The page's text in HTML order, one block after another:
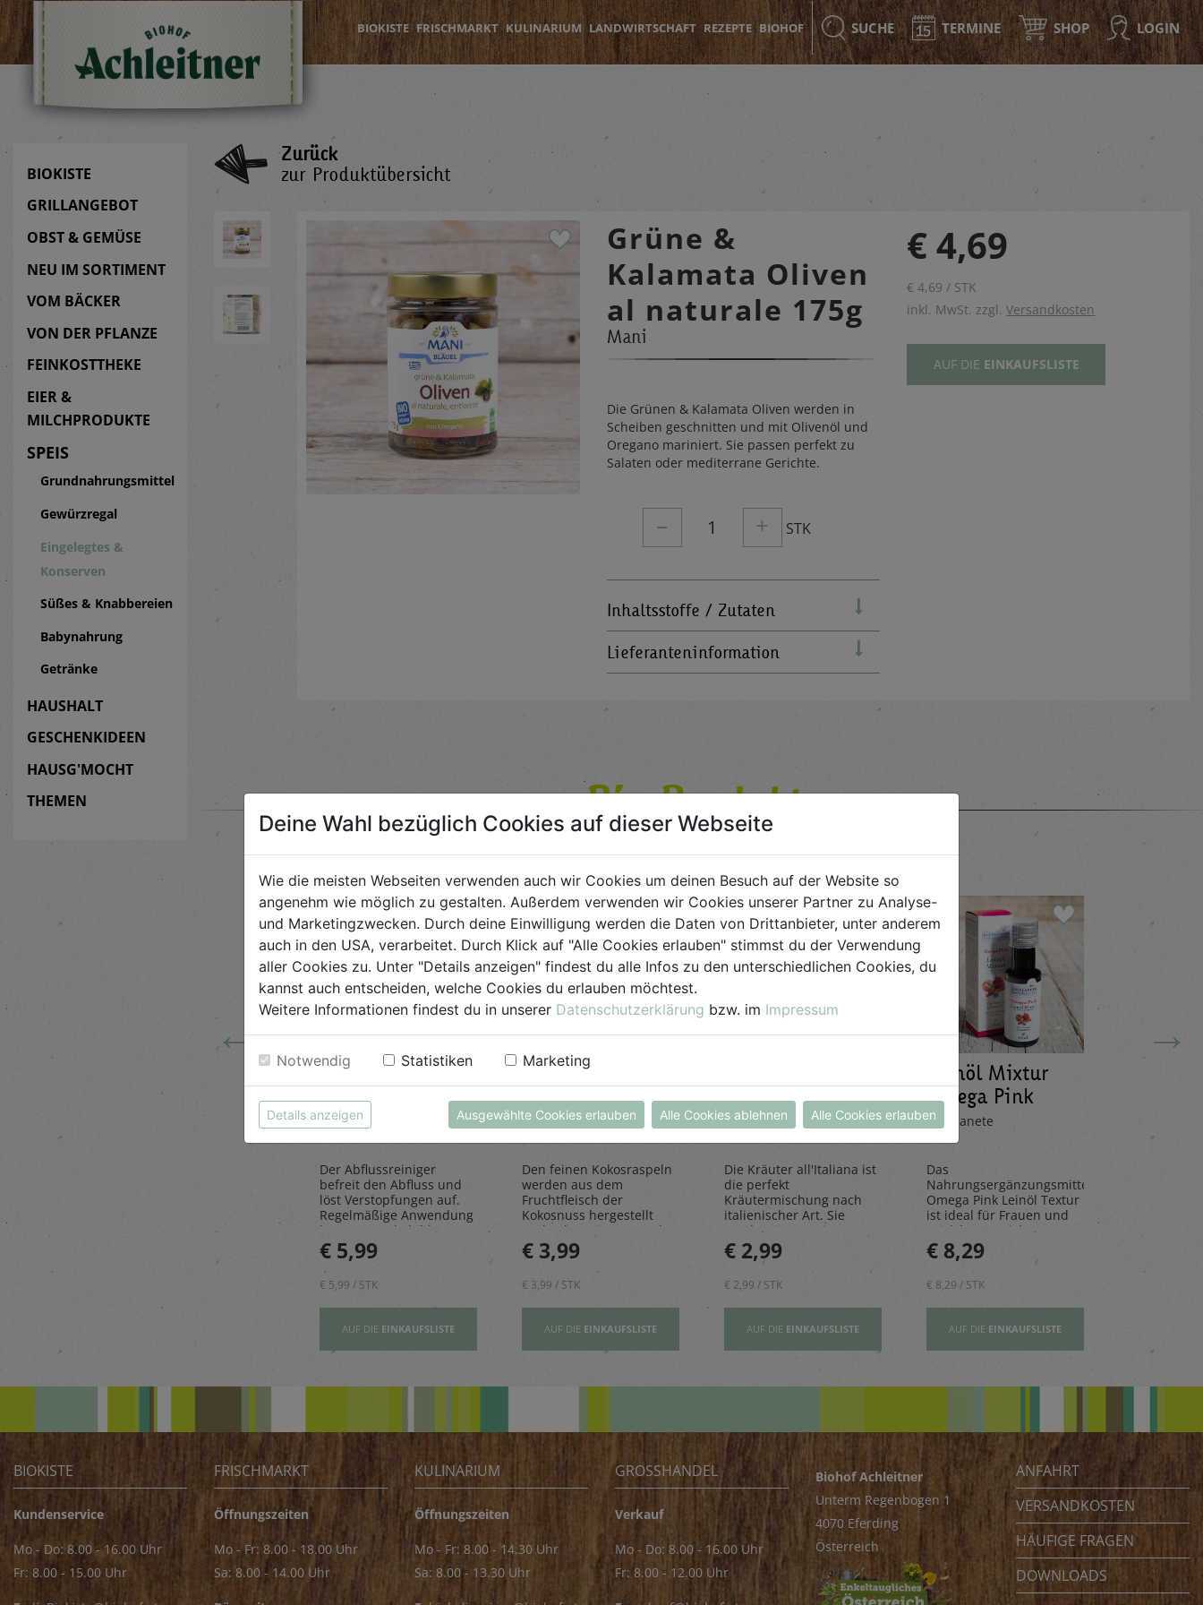
BIOKISTE FRISCHMARKT KULINARIUM LANDWIRTSCHAFT REZEPTE BIOHOF SUCHE TERMINE SHOP LOGIN
BIOKISTE
GRILLANGEBOT
OBST & GEMÜSE
NEU IM SORTIMENT
VOM BÄCKER
VON DER PFLANZE
FEINKOSTTHEKE
EIER &
MILCHPRODUKTE
SPEIS
Grundnahrungsmittel
Gewürzregal
Eingelegtes &
Konserven
Süßes & Knabbereien
Babynahrung
Getränke
HAUSHALT
GESCHENKIDEEN
HAUSG'MOCHT
THEMEN
Zurück
zur Produktübersicht
Grüne &
Kalamata Oliven
al naturale 175g
Mani
Die Grünen & Kalamata Oliven werden in
Scheiben geschnitten und mit Olivenöl und
Oregano mariniert. Sie passen perfekt zu
Salaten oder mediterrane Gerichte.
– 1 + STK
Inhaltsstoffe / Zutaten
Lieferanteninformation
€ 4,69
€ 4,69 / STK
inkl. MwSt. zzgl.Versandkosten
AUF DIE EINKAUFSLISTE
Bio-Produkte
←
getrocknet 20g
Abflussreiniger
1L
AlmaWin
Der Abflussreiniger
befreit den Abfluss und
löst Verstopfungen auf.
Regelmäßige Anwendung
beugt Geruchsbildung
vor.
€ 5,99
€ 5,99 / STK
AUF DIE EINKAUFSLISTE
Kokosraspeln
250g
Rapunzel Naturkost
Den feinen Kokosraspeln
werden aus dem
Fruchtfleisch der
Kokosnuss hergestellt
und geben einen Hauch
Exotik in köstliche Kuchen
& Kekse
€ 3,99
€ 3,99 / STK
AUF DIE EINKAUFSLISTE
all'Italiana 20g
Sonnentor
Die Kräuter all'Italiana ist
die perfekt
Kräutermischung nach
italienischer Art. Sie
rundet Pizzen, Risottos
und Pastagerichte ab.
€ 2,99
€ 2,99 / STK
AUF DIE EINKAUFSLISTE
Leinöl Mixtur
Omega Pink
100ml
Bio Planete
Das
Nahrungsergänzungsmittel
Omega Pink Leinöl Textur
ist ideal für Frauen und
Mädchen – reich an
Vitamin E und wertovllen
Omega-3-Fettsäuren
€ 8,29
€ 8,29 / STK
AUF DIE EINKAUFSLISTE
→
BIOKISTE
Kundenservice
Mo - Do: 8.00 - 16.00 Uhr
Fr: 8.00 - 15.00 Uhr
FRISCHMARKT
Öffnungszeiten
Mo - Fr: 8.00 - 18.00 Uhr
Sa: 8.00 - 14.00 Uhr
KULINARIUM
Öffnungszeiten
Mo - Fr: 8.00 - 14.30 Uhr
Sa: 8.00 - 13.30 Uhr
GROSSHANDEL
Verkauf
Mo - Do: 8.00 - 16.00 Uhr
Fr: 8.00 - 12.00 Uhr
Biohof Achleitner
Unterm Regenbogen 1
4070 Eferding
Österreich
ANFAHRT
VERSANDKOSTEN
HÄUFIGE FRAGEN
DOWNLOADS
Deine Wahl bezüglich Cookies auf dieser Webseite
Wie die meisten Webseiten verwenden auch wir Cookies um deinen Besuch auf der Website so
angenehm wie möglich zu gestalten. Außerdem verwenden wir Cookies unserer Partner zu Analyse-
und Marketingzwecken. Durch deine Einwilligung werden die Daten von Drittanbieter, unter anderem
auch in den USA, verarbeitet. Durch Klick auf "Alle Cookies erlauben" stimmst du der Verwendung
aller Cookies zu. Unter "Details anzeigen" findest du alle Infos zu den unterschiedlichen Cookies, du
kannst auch entscheiden, welche Cookies du erlauben möchtest.
Weitere Informationen findest du in unserer Datenschutzerklärung bzw. im Impressum
Notwendig Statistiken Marketing
Details anzeigen Ausgewählte Cookies erlauben Alle Cookies ablehnen Alle Cookies erlauben